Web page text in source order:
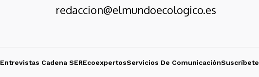
redaccion@elmundoecologico.es
Entrevistas Cadena SEREcoexpertosServicios De ComunicaciónSuscríbete